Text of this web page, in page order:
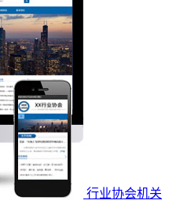
行业协会机关